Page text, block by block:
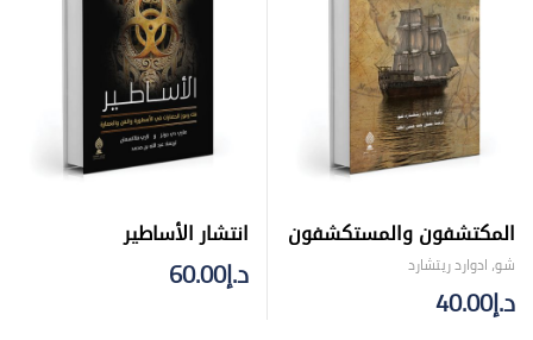
المكتشفون والمستكشفون
شو، ادوارد ريتشارد
د.إ40.00
انتشار الأساطير
د.إ60.00